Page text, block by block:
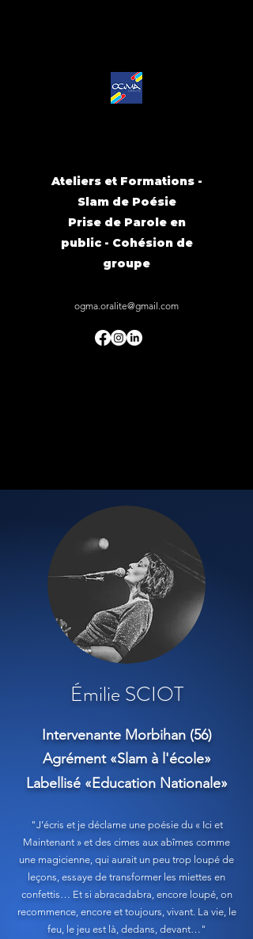
Ateliers et Formations -
Slam de Poésie
Prise de Parole en
public - Cohésion de
groupe
ogma.oralite@gmail.com
Émilie SCIOT
Intervenante Morbihan (56)
Agrément «Slam à l'école»
Labellisé «Education Nationale»
"J’écris et je déclame une poésie du « Ici et
Maintenant » et des cimes aux abîmes comme
une magicienne, qui aurait un peu trop loupé de
leçons, essaye de transformer les miettes en
confettis… Et si abracadabra, encore loupé, on
recommence, encore et toujours, vivant. La vie, le
feu, le jeu est là, dedans, devant…"